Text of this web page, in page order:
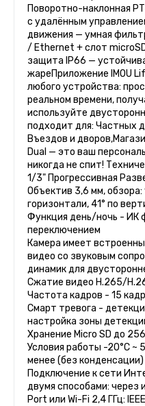
Поворотно-наклонная
с удалённым
движения — умная
/ Ethernet + слот
защита IP66 —
жареПриложение IMOU
любого устройства:
реальном времени,
используйте
подходит для: Частных
Въездов и
Dual — это ваш
никогда не спит!
1/3" Прогрессивная
Объектив 3,6 мм, обзора:
горизонтали, 41° по
Функция день/ночь - ИК
переключением
Камера имеет
видео со звуковым
динамик для
Сжатие видео H.265/
Частота кадров - 15
Смарт тревога -
настройка зоны
Хранение Micro SD до
Условия работы -20°C ~
менее (без конденсации)
Подключение к сети
двумя способами: через
Port или Wi-Fi 2,4 ГГц: